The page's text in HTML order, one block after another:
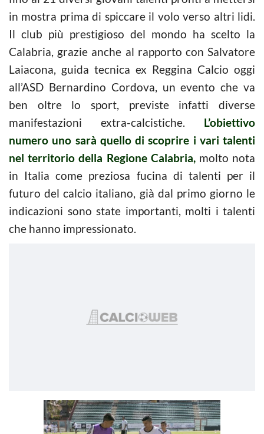
in mostra prima di spiccare il volo verso altri lidi.
Il club più prestigioso del mondo ha scelto la
Calabria, grazie anche al rapporto con Salvatore
Laiacona, guida tecnica ex Reggina Calcio oggi
all’ASD Bernardino Cordova, un evento che va
ben oltre lo sport, previste infatti diverse
manifestazioni extra-calcistiche. L’obiettivo
numero uno sarà quello di scoprire i vari talenti
nel territorio della Regione Calabria,molto nota
in Italia come preziosa fucina di talenti per il
futuro del calcio italiano, già dal primo giorno le
indicazioni sono state importanti, molti i talenti
che hanno impressionato.